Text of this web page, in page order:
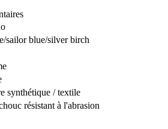
sailor blue/silver birch
synthétique / textile
résistant à l'abrasion